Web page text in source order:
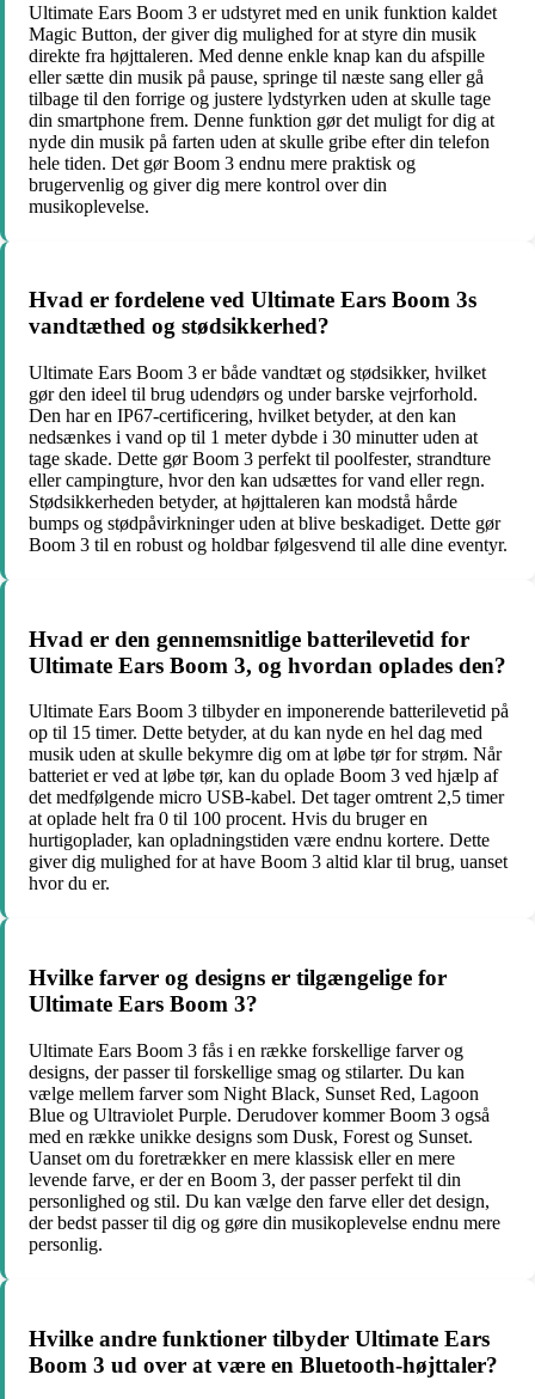
Ultimate Ears Boom 3 er udstyret med en unik funktion kaldet
Magic Button, der giver dig mulighed for at styre din musik
direkte fra højttaleren. Med denne enkle knap kan du afspille
eller sætte din musik på pause, springe til næste sang eller gå
tilbage til den forrige og justere lydstyrken uden at skulle tage
din smartphone frem. Denne funktion gør det muligt for dig at
nyde din musik på farten uden at skulle gribe efter din telefon
hele tiden. Det gør Boom 3 endnu mere praktisk og
brugervenlig og giver dig mere kontrol over din
musikoplevelse.
Hvad er fordelene ved Ultimate Ears Boom 3s
vandtæthed og stødsikkerhed?
Ultimate Ears Boom 3 er både vandtæt og stødsikker, hvilket
gør den ideel til brug udendørs og under barske vejrforhold.
Den har en IP67-certificering, hvilket betyder, at den kan
nedsænkes i vand op til 1 meter dybde i 30 minutter uden at
tage skade. Dette gør Boom 3 perfekt til poolfester, strandture
eller campingture, hvor den kan udsættes for vand eller regn.
Stødsikkerheden betyder, at højttaleren kan modstå hårde
bumps og stødpåvirkninger uden at blive beskadiget. Dette gør
Boom 3 til en robust og holdbar følgesvend til alle dine eventyr.
Hvad er den gennemsnitlige batterilevetid for
Ultimate Ears Boom 3, og hvordan oplades den?
Ultimate Ears Boom 3 tilbyder en imponerende batterilevetid på
op til 15 timer. Dette betyder, at du kan nyde en hel dag med
musik uden at skulle bekymre dig om at løbe tør for strøm. Når
batteriet er ved at løbe tør, kan du oplade Boom 3 ved hjælp af
det medfølgende micro USB-kabel. Det tager omtrent 2,5 timer
at oplade helt fra 0 til 100 procent. Hvis du bruger en
hurtigoplader, kan opladningstiden være endnu kortere. Dette
giver dig mulighed for at have Boom 3 altid klar til brug, uanset
hvor du er.
Hvilke farver og designs er tilgængelige for
Ultimate Ears Boom 3?
Ultimate Ears Boom 3 fås i en række forskellige farver og
designs, der passer til forskellige smag og stilarter. Du kan
vælge mellem farver som Night Black, Sunset Red, Lagoon
Blue og Ultraviolet Purple. Derudover kommer Boom 3 også
med en række unikke designs som Dusk, Forest og Sunset.
Uanset om du foretrækker en mere klassisk eller en mere
levende farve, er der en Boom 3, der passer perfekt til din
personlighed og stil. Du kan vælge den farve eller det design,
der bedst passer til dig og gøre din musikoplevelse endnu mere
personlig.
Hvilke andre funktioner tilbyder Ultimate Ears
Boom 3 ud over at være en Bluetooth-højttaler?